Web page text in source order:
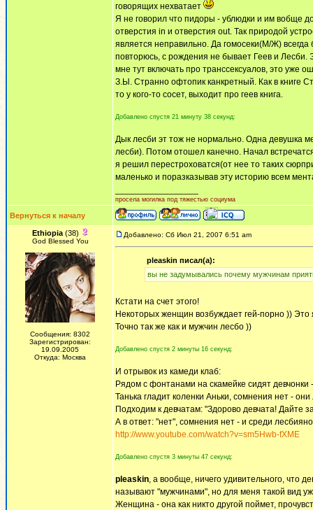
говорящих нехватает
Я не говорил что пидоры - ублюдки и им вобще
отверстия in и отверстия out. Так природой
является неправильно. Да гомосеки(М/Ж)
повторюсь, с рождения не бывает Геев и Лесби.
мне тут включать про транссексуалов, это уже
З.Ы. Странно офтопик канкретный. Как в книге
то у кого-то сосет, выходит про геев книга.
Добавлено спустя 21 минуту 38 секунд:
Дык лесби эт тож не нормально. Одна девушка
лесби). Потом отошел канечно. Начал
я решил перестроховатся(от нее то таких
маленько и поразказывав эту историю всем
просела могилка под тяжестью социума
Вернуться к началу
Ethiopia(38)
God Blessed You
Сообщения: 8302
Зарегистрирован:
19.09.2005
Откуда: Москва
Добавлено: Сб Июл 21, 2007 6:51 am
pleaskin писал(а):
вы не задумывались почему мужчинам
Кстати на счет этого!
Некоторых женщин возбуждает гей-порно )) Это
Точно так же как и мужчин лесбо ))
Добавлено спустя 2 минуты 16 секунд:
И отрывок из камеди клаб:
Рядом с фонтанами на скамейке сидят девчонки
Танька гладит коленки Аньки, сомнения нет - они
Подходим к девчатам: "Здорово девчата! Дайте
А в ответ: "нет", сомнения нет - и среди
http://www.youtube.com/watch?v=sm5Hwb-fXME
Добавлено спустя 3 минуты 47 секунд:
pleaskin, а вообще, ничего удивительного, что
называют "мужчинами", но для меня такой вид
Женщина - она как никто другой поймет,